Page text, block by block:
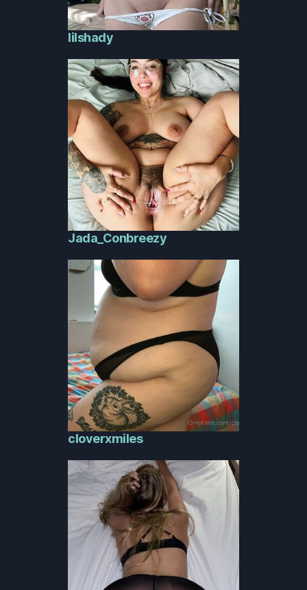
lilshady
Jada_Conbreezy
cloverxmiles